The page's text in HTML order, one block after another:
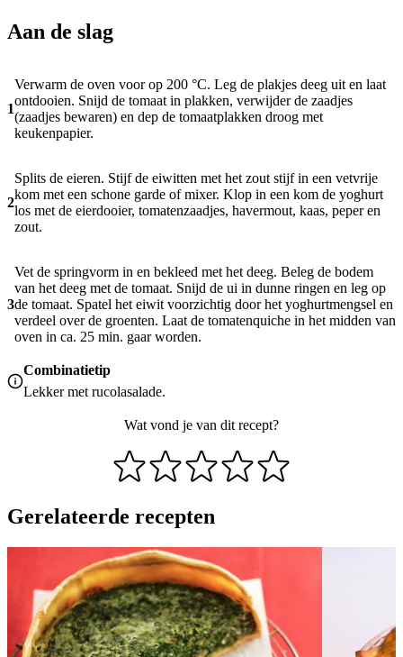
Aan de slag
1
Verwarm de oven voor op 200 °C. Leg de plakjes deeg uit en laat
ontdooien. Snijd de tomaat in plakken, verwijder de zaadjes
(zaadjes bewaren) en dep de tomaatplakken droog met
keukenpapier.
2
Splits de eieren. Stijf de eiwitten met het zout stijf in een vetvrije
kom met een schone garde of mixer. Klop in een kom de yoghurt
los met de eierdooier, tomatenzaadjes, havermout, kaas, peper en
zout.
3
Vet de springvorm in en bekleed met het deeg. Beleg de bodem
van het deeg met de tomaat. Snijd de ui in dunne ringen en leg op
de tomaat. Spatel het eiwit voorzichtig door het yoghurtmengsel en
verdeel over de groenten. Laat de tomatenquiche in het midden van
oven in ca. 25 min. gaar worden.
Combinatietip
Lekker met rucolasalade.
Wat vond je van dit recept?
Gerelateerde recepten